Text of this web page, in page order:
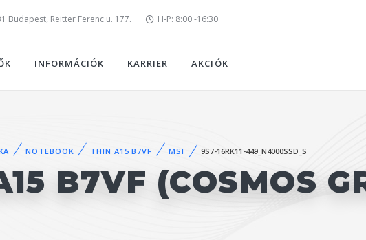
Budapest, Reitter Ferenc u. 177. H-P: 8:00 -16:30
INFORMÁCIÓK KARRIER AKCIÓK
NOTEBOOK THIN A15 B7VF MSI 9S7-16RK11-449_N4000SSD_S
B7VF (COSMOS